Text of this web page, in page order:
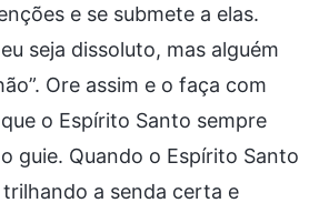
e se submete a elas.
seja dissoluto, mas alguém
Ore assim e o faça com
o Espírito Santo sempre
guie. Quando o Espírito Santo
a senda certa e